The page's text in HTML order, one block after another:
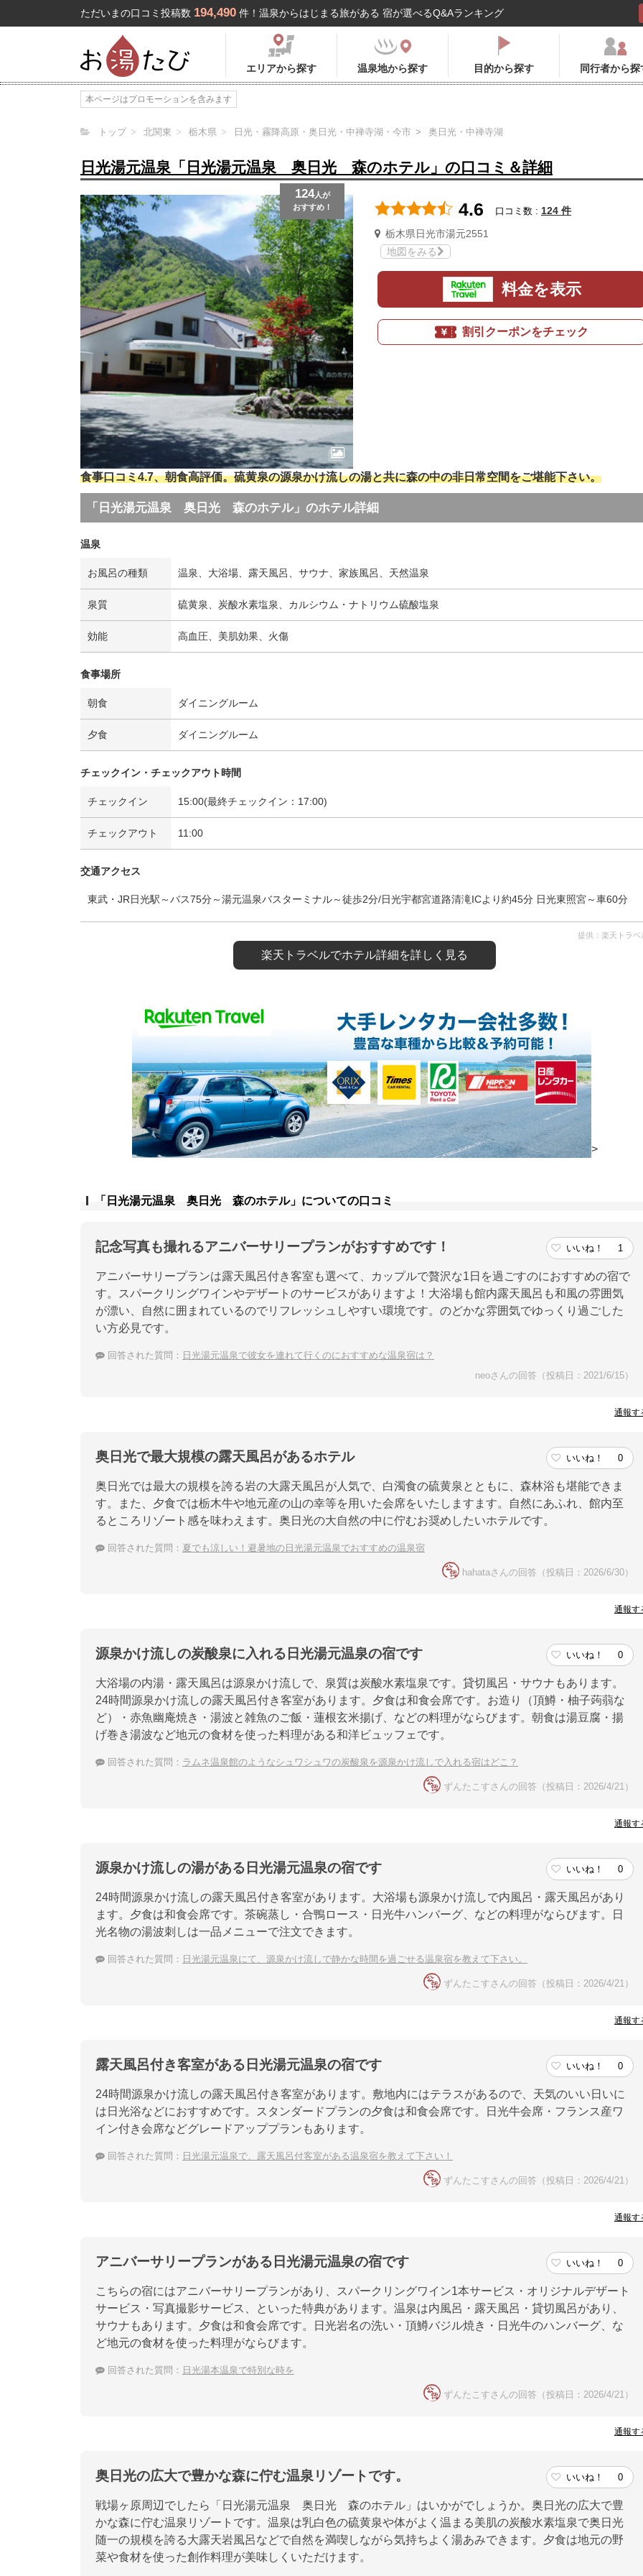
ただいまの口コミ投稿数 194,490 件！温泉からはじまる旅がある 宿が選べるQ&Aランキング
エリアから探す 温泉地から探す 目的から探す 同行者から探
本ページはプロモーションを含みます
トップ 北関東 栃木県 日光・霧降高原・奥日光・中禅寺湖・今市 奥日光・中禅寺湖
日光湯元温泉「日光湯元温泉 奥日光 森のホテル」の口コミ＆詳細
124人が
おすすめ！
4.6 口コミ数 : 124 件
栃木県日光市湯元2551
地図をみる
料金を表示
割引クーポンをチェック
食事口コミ4.7、朝食高評価。硫黄泉の源泉かけ流しの湯と共に森の中の非日常空間をご堪能下さい。
「日光湯元温泉 奥日光 森のホテル」のホテル詳細
温泉
お風呂の種類 温泉、大浴場、露天風呂、サウナ、家族風呂、天然温泉
泉質 硫黄泉、炭酸水素塩泉、カルシウム・ナトリウム硫酸塩泉
効能 高血圧、美肌効果、火傷
食事場所
朝食 ダイニングルーム
夕食 ダイニングルーム
チェックイン・チェックアウト時間
チェックイン 15:00(最終チェックイン：17:00)
チェックアウト 11:00
交通アクセス
東武・JR日光駅～バス75分～湯元温泉バスターミナル～徒歩2分/日光宇都宮道路清滝ICより約45分 日光東照宮～車60分
提供：楽天トラベ
楽天トラベルでホテル詳細を詳しく見る
>
「日光湯元温泉 奥日光 森のホテル」についての口コミ
記念写真も撮れるアニバーサリープランがおすすめです！ いいね！ 1
アニバーサリープランは露天風呂付き客室も選べて、カップルで贅沢な1日を過ごすのにおすすめの宿で
す。スパークリングワインやデザートのサービスがありますよ！大浴場も館内露天風呂も和風の雰囲気
が漂い、自然に囲まれているのでリフレッシュしやすい環境です。のどかな雰囲気でゆっくり過ごした
い方必見です。
回答された質問： 日光湯元温泉で彼女を連れて行くのにおすすめな温泉宿は？
neoさんの回答（投稿日：2021/6/15）
通報す
奥日光で最大規模の露天風呂があるホテル いいね！ 0
奥日光では最大の規模を誇る岩の大露天風呂が人気で、白濁食の硫黄泉とともに、森林浴も堪能できま
す。また、夕食では栃木牛や地元産の山の幸等を用いた会席をいたしますます。自然にあふれ、館内至
るところリゾート感を味わえます。奥日光の大自然の中に佇むお奨めしたいホテルです。
回答された質問： 夏でも涼しい！避暑地の日光湯元温泉でおすすめの温泉宿
hahataさんの回答（投稿日：2026/6/30）
通報す
源泉かけ流しの炭酸泉に入れる日光湯元温泉の宿です いいね！ 0
大浴場の内湯・露天風呂は源泉かけ流しで、泉質は炭酸水素塩泉です。貸切風呂・サウナもあります。
24時間源泉かけ流しの露天風呂付き客室があります。夕食は和食会席です。お造り（頂鱒・柚子蒟蒻な
ど）・赤魚幽庵焼き・湯波と雑魚のご飯・蓮根玄米揚げ、などの料理がならびます。朝食は湯豆腐・揚
げ巻き湯波など地元の食材を使った料理がある和洋ビュッフェです。
回答された質問： ラムネ温泉館のようなシュワシュワの炭酸泉を源泉かけ流しで入れる宿はどこ？
ずんたこすさんの回答（投稿日：2026/4/21）
通報す
源泉かけ流しの湯がある日光湯元温泉の宿です いいね！ 0
24時間源泉かけ流しの露天風呂付き客室があります。大浴場も源泉かけ流しで内風呂・露天風呂があり
ます。夕食は和食会席です。茶碗蒸し・合鴨ロース・日光牛ハンバーグ、などの料理がならびます。日
光名物の湯波刺しは一品メニューで注文できます。
回答された質問： 日光湯元温泉にて、源泉かけ流しで静かな時間を過ごせる温泉宿を教えて下さい。
ずんたこすさんの回答（投稿日：2026/4/21）
通報す
露天風呂付き客室がある日光湯元温泉の宿です いいね！ 0
24時間源泉かけ流しの露天風呂付き客室があります。敷地内にはテラスがあるので、天気のいい日いに
は日光浴などにおすすめです。スタンダードプランの夕食は和食会席です。日光牛会席・フランス産ワ
イン付き会席などグレードアッププランもあります。
回答された質問： 日光湯元温泉で、露天風呂付客室がある温泉宿を教えて下さい！
ずんたこすさんの回答（投稿日：2026/4/21）
通報す
アニバーサリープランがある日光湯元温泉の宿です いいね！ 0
こちらの宿にはアニバーサリープランがあり、スパークリングワイン1本サービス・オリジナルデザート
サービス・写真撮影サービス、といった特典があります。温泉は内風呂・露天風呂・貸切風呂があり、
サウナもあります。夕食は和食会席です。日光岩名の洗い・頂鱒バジル焼き・日光牛のハンバーグ、な
ど地元の食材を使った料理がならびます。
回答された質問： 日光湯本温泉で特別な時を
ずんたこすさんの回答（投稿日：2026/4/21）
通報す
奥日光の広大で豊かな森に佇む温泉リゾートです。 いいね！ 0
戦場ヶ原周辺でしたら「日光湯元温泉 奥日光 森のホテル」はいかがでしょうか。奥日光の広大で豊
かな森に佇む温泉リゾートです。温泉は乳白色の硫黄泉や体がよく温まる美肌の炭酸水素塩泉で奥日光
随一の規模を誇る大露天岩風呂などで自然を満喫しながら気持ちよく湯あみできます。夕食は地元の野
菜や食材を使った創作料理が美味しくいただけます。